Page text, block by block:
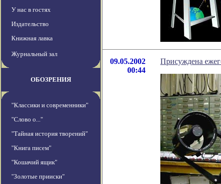
У нас в гостях
Издательство
Книжная лавка
Журнальный зал
ОБОЗРЕНИЯ
"Классики и современники"
"Слово о..."
"Тайная история творений"
"Книга писем"
"Кошачий ящик"
"Золотые прииски"
09.05.2002
00:44
Присуждена